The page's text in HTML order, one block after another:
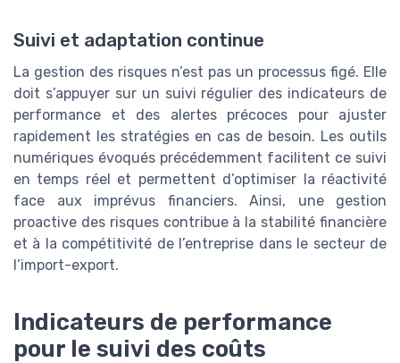
Suivi et adaptation continue
La gestion des risques n’est pas un processus figé. Elle
doit s’appuyer sur un suivi régulier des indicateurs de
performance et des alertes précoces pour ajuster
rapidement les stratégies en cas de besoin. Les outils
numériques évoqués précédemment facilitent ce suivi
en temps réel et permettent d’optimiser la réactivité
face aux imprévus financiers. Ainsi, une gestion
proactive des risques contribue à la stabilité financière
et à la compétitivité de l’entreprise dans le secteur de
l’import-export.
Indicateurs de performance
pour le suivi des coûts